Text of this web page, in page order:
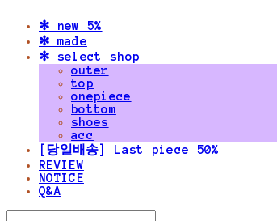
✻ new 5%
✻ made
✻ select shop
outer
top
onepiece
bottom
shoes
acc
[당일배송] Last piece 50%
REVIEW
NOTICE
Q&A